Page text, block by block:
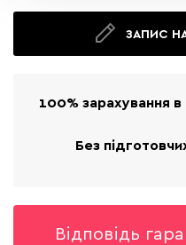
ЗАПИС
100% зарахування в
Без
Відповідь